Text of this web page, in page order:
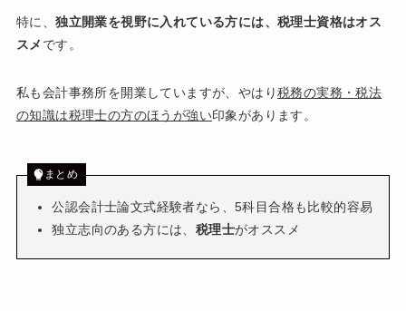
特に、独立開業を視野に入れている方には、税理士資格はオス
スメ です。
私も会計事務所を開業していますが、やはり税務の実務・税法
の知識は税理士の方のほうが強い印象があります。
まとめ
公認会計士論文式経験者なら、5科目合格も比較的容易
独立志向のある方には、 税理士がオススメ